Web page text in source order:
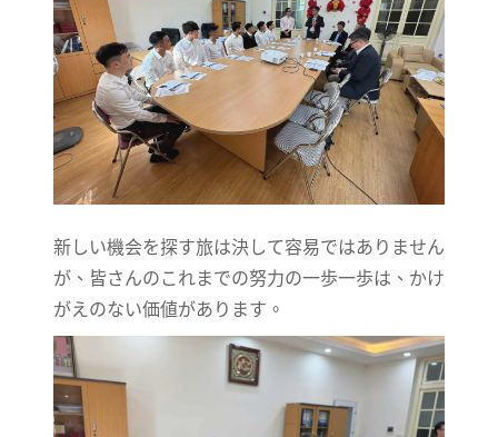
新しい機会を探す旅は決して容易ではありません
が、皆さんのこれまでの努力の一歩一歩は、かけ
がえのない価値があります。